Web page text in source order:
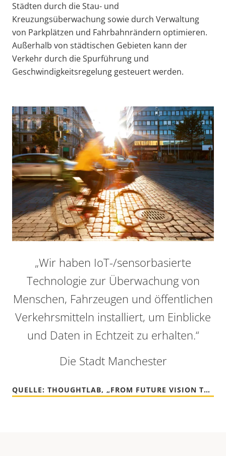
Städten durch die Stau- und
Kreuzungsüberwachung sowie durch Verwaltung
von Parkplätzen und Fahrbahnrändern optimieren.
Außerhalb von städtischen Gebieten kann der
Verkehr durch die Spurführung und
Geschwindigkeitsregelung gesteuert werden.
„Wir haben IoT-/sensorbasierte
Technologie zur Überwachung von
Menschen, Fahrzeugen und öffentlichen
Verkehrsmitteln installiert, um Einblicke
und Daten in Echtzeit zu erhalten.“
Die Stadt Manchester
QUELLE: THOUGHTLAB, „FROM FUTURE VISION TO URBAN REALITY“